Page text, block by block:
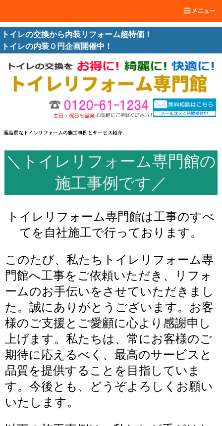
トイレの交換から内装リフォーム超特価！
トイレの内装０円企画開催中！
高品質なトイレリフォームの施工事例とサービス紹介
＼トイレリフォーム専門館の
施工事例です／
トイレリフォーム専門館は工事のすべ
てを自社施工で行っております。
このたび、私たちトイレリフォーム専
門館へ工事をご依頼いただき、リフォ
ームのお手伝いをさせていただきまし
た。誠にありがとうございます。お客
様のご支援とご愛顧に心より感謝申し
上げます。私たちは、常にお客様のご
期待に応えるべく、最高のサービスと
品質を提供することを目指していま
す。今後とも、どうぞよろしくお願い
いたします。